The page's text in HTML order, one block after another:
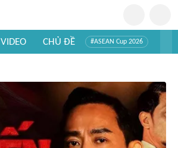
VIDEO CHỦ ĐỀ #ASEAN Cup 2026